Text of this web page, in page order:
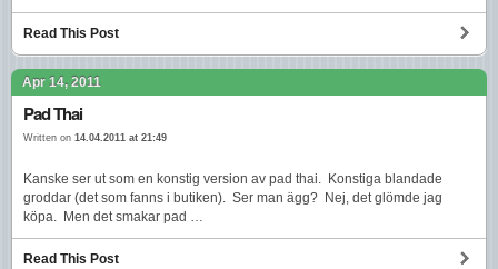
Read This Post
Apr 14, 2011
Pad Thai
Written on 14.04.2011 at 21:49
Kanske ser ut som en konstig version av pad thai. Konstiga blandade
groddar (det som fanns i butiken). Ser man ägg? Nej, det glömde jag
köpa. Men det smakar pad …
Read This Post